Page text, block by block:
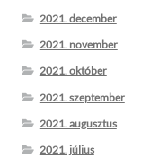
2021. december
2021. november
2021. október
2021. szeptember
2021. augusztus
2021. július